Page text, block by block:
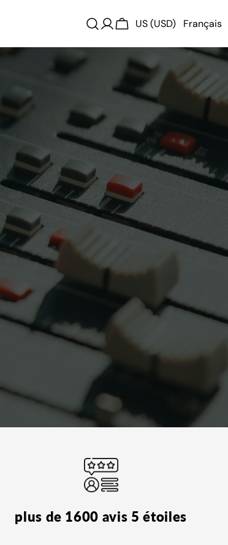
Se
connecter
Chariot
US (USD) Français
plus de 1600 avis 5 étoiles